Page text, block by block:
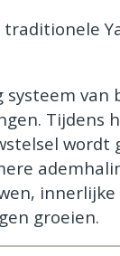
systeem
Tijdens
wordt
groeien.